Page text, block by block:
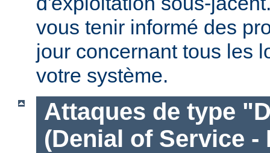
vous tenir informé des
jour concernant tous les
votre système.
Attaques de type
(Denial of Service -